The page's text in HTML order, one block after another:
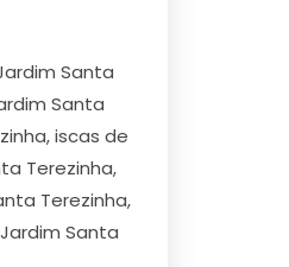
Santa
Santa
iscas de
Terezinha,
Terezinha,
Santa